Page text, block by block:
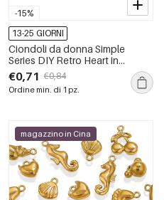
-15%
13-25 GIORNI
Ciondoli da donna Simple
Series DIY Retro Heart in
acciaio inossidabile
impermeabile color oro
€0,71 €0,84
Ordine min. di 1 pz.
magazzino in Cina